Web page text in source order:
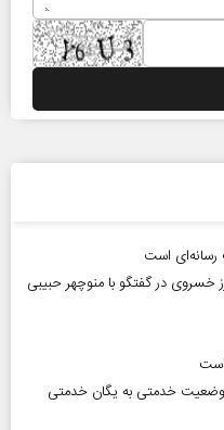
است
خسروی در گفتگو با منوچهر حبیبی
است
وضعیت خدمتی به یگان خدمتی